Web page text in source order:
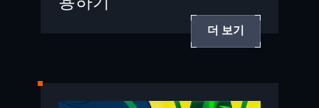
더 보기